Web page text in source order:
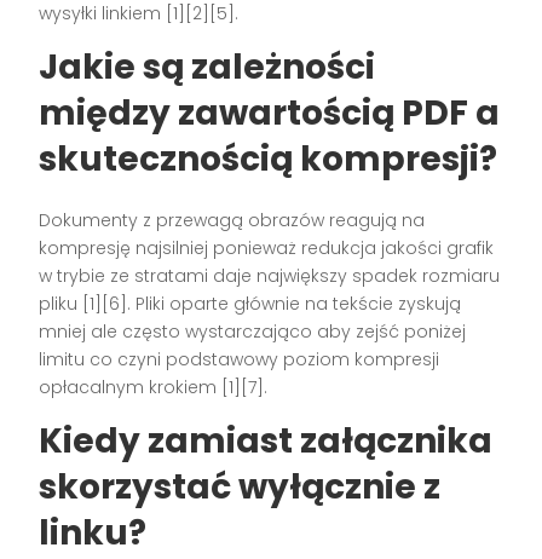
wysyłki linkiem [1][2][5].
Jakie są zależności
między zawartością PDF a
skutecznością kompresji?
Dokumenty z przewagą obrazów reagują na
kompresję najsilniej ponieważ redukcja jakości grafik
w trybie ze stratami daje największy spadek rozmiaru
pliku [1][6]. Pliki oparte głównie na tekście zyskują
mniej ale często wystarczająco aby zejść poniżej
limitu co czyni podstawowy poziom kompresji
opłacalnym krokiem [1][7].
Kiedy zamiast załącznika
skorzystać wyłącznie z
linku?